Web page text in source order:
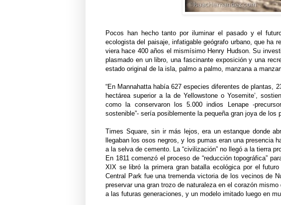
Pocos han hecho tanto por iluminar el pasado y el
ecologista del paisaje, infatigable geógrafo urbano, que ha
viera hace 400 años el mismísimo Henry Hudson. Su
plasmado en un libro, una fascinante exposición y una
estado original de la isla, palmo a palmo, manzana a
“En Mannahatta había 627 especies diferentes de plantas,
hectárea superior a la de Yellowstone o Yosemite’,
como la conservaron los 5.000 indios Lenape -
sostenible”- sería posiblemente la pequeña gran joya de los
Times Square, sin ir más lejos, era un estanque donde
llegaban los osos negros, y los pumas eran una presencia
a la selva de cemento. La “civilización” no llegó a la tierra
En 1811 comenzó el proceso de “reducción topográfica”
XIX se libró la primera gran batalla ecológica por el
Central Park fue una tremenda victoria de los vecinos de
preservar una gran trozo de naturaleza en el corazón
a las futuras generaciones, y un modelo imitado luego en